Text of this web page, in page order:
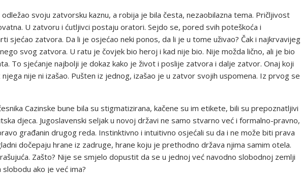
svoju zatvorsku kaznu, a robija je bila česta, nezaobilazna tema. Pričljivost
U zatvoru i ćutljivci postaju oratori. Sejdo se, pored svih poteškoća i
sjećao zatvora. Da li je osjećao neki ponos, da li je u tome uživao? Čak i najkrvavijeg
svog zatvora. U ratu je čovjek bio heroj i kad nije bio. Nije možda lično, ali je bio
To sjećanje najbolji je dokaz kako je život i poslije zatvora i dalje zatvor. Onaj koji
nije ni izašao. Pušten iz jednog, izašao je u zatvor svojih uspomena. Iz prvog se
Cazinske bune bila su stigmatizirana, kačene su im etikete, bili su prepoznatljivi
djeca. Jugoslavenski seljak u novoj državi ne samo stvarno već i formalno-pravno,
građanin drugog reda. Instinktivno i intuitivno osjećali su da i ne može biti prava
dočepaju hrane iz zadruge, hrane koju je prethodno država njima samim otela.
Zašto? Nije se smjelo dopustit da se u jednoj već navodno slobodnoj zemlji
ako je već ima?